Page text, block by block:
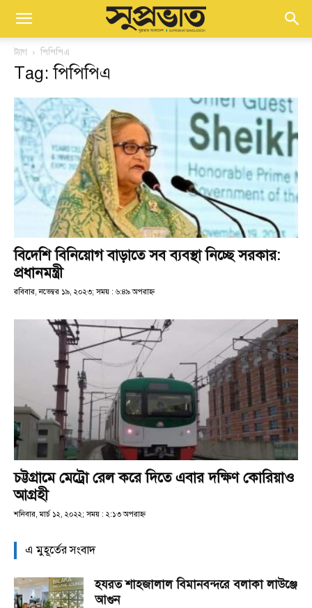
ট্যাগ পিপিপিএ
Tag: পিপিপিএ
বিদেশি বিনিয়োগ বাড়াতে সব ব্যবস্থা নিচ্ছে সরকার:
প্রধানমন্ত্রী
রবিবার, নভেম্বর ১৯, ২০২৩; সময় : ৬:৪৯ অপরাহ্ণ
চট্টগ্রামে মেট্রো রেল করে দিতে এবার দক্ষিণ কোরিয়াও
আগ্রহী
শনিবার, মার্চ ১২, ২০২২; সময় : ২:১৩ অপরাহ্ণ
এ মুহূর্তের সংবাদ
হযরত শাহজালাল বিমানবন্দরে বলাকা লাউঞ্জে
আগুন